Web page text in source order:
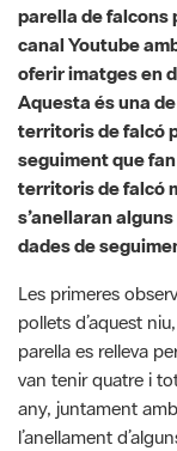
parella de falcons
canal Youtube
oferir imatges en
Aquesta és una
territoris de falcó
seguiment que
territoris de falcó
s’anellaran
dades de
Les primeres
pollets d’aquest
parella es relleva
van tenir quatre i
any, juntament
l’anellament